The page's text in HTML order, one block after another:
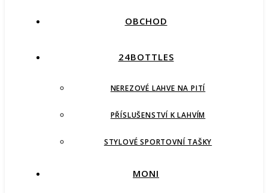
OBCHOD
24BOTTLES
NEREZOVÉ LAHVE NA PITÍ
PŘÍSLUŠENSTVÍ K LAHVÍM
STYLOVÉ SPORTOVNÍ TAŠKY
MONI